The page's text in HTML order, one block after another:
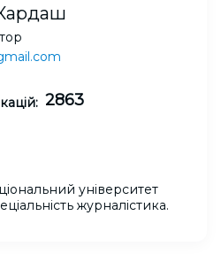
2863
університет
журналістика.